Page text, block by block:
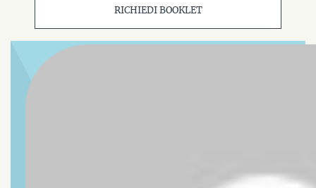
RICHIEDI BOOKLET